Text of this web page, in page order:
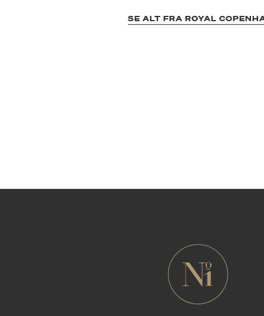
SE ALT FRA ROYAL